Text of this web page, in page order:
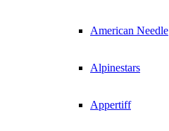
American Needle
Alpinestars
Appertiff